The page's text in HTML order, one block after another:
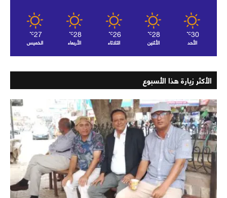
30
℃
الأحد
28
℃
الأثنين
26
℃
الثلاثاء
28
℃
الأربعاء
27
℃
الخميس
الأكثر زيارة هذا الأسبوع